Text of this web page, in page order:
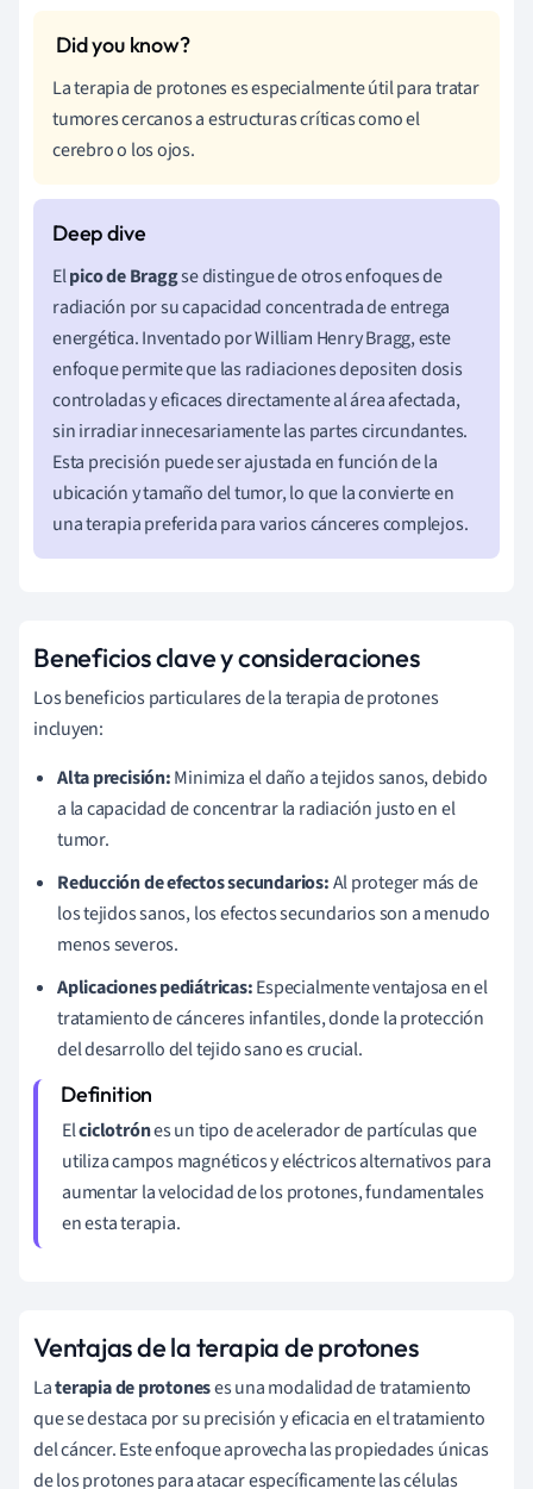
La terapia de protones es especialmente útil para tratar
tumores cercanos a estructuras críticas como el
cerebro o los ojos.
Elpico de Braggse distingue de otros enfoques de
radiación por su capacidad concentrada de entrega
energética. Inventado por William Henry Bragg, este
enfoque permite que las radiaciones depositen dosis
controladas y eficaces directamente al área afectada,
sin irradiar innecesariamente las partes circundantes.
Esta precisión puede ser ajustada en función de la
ubicación y tamaño del tumor, lo que la convierte en
una terapia preferida para varios cánceres complejos.
Beneficios clave y consideraciones
Los beneficios particulares de la terapia de protones
incluyen:
Alta precisión:Minimiza el daño a tejidos sanos, debido
a la capacidad de concentrar la radiación justo en el
tumor.
Reducción de efectos secundarios:Al proteger más de
los tejidos sanos, los efectos secundarios son a menudo
menos severos.
Aplicaciones pediátricas:Especialmente ventajosa en el
tratamiento de cánceres infantiles, donde la protección
del desarrollo del tejido sano es crucial.
Elciclotrónes un tipo de acelerador de partículas que
utiliza campos magnéticos y eléctricos alternativos para
aumentar la velocidad de los protones, fundamentales
en esta terapia.
Ventajas de la terapia de protones
Laterapia de protoneses una modalidad de tratamiento
que se destaca por su precisión y eficacia en el tratamiento
del cáncer. Este enfoque aprovecha las propiedades únicas
de los protones para atacar específicamente las células